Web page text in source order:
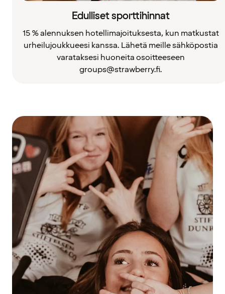
Edulliset sporttihinnat
15 % alennuksen hotellimajoituksesta, kun matkustat
urheilujoukkueesi kanssa. Lähetä meille sähköpostia
varataksesi huoneita osoitteeseen
groups@strawberry.fi.